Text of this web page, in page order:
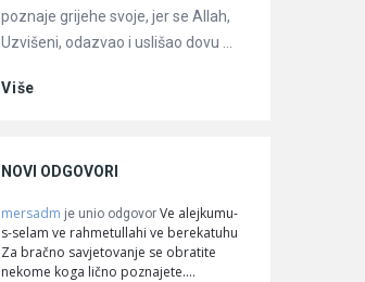
poznaje grijehe svoje, jer se Allah,
Uzvišeni, odazvao i uslišao dovu ...
Više
NOVI ODGOVORI
mersadm je unio odgovor Ve alejkumu-
s-selam ve rahmetullahi ve berekatuhu
Za bračno savjetovanje se obratite
nekome koga lično poznajete.…